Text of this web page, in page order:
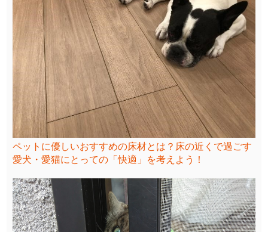
ペットに優しいおすすめの床材とは？床の近くで過ごす
愛犬・愛猫にとっての「快適」を考えよう！